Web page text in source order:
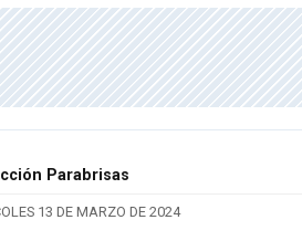
Parabrisas
13 DE MARZO DE 2024